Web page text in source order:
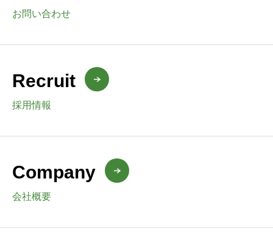
お問い合わせ
Recruit
採用情報
Company
会社概要